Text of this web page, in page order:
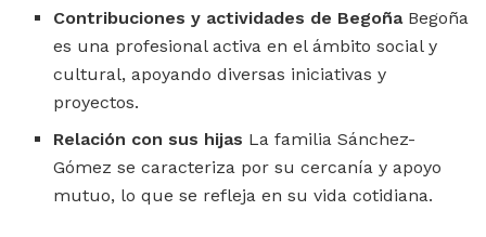
Contribuciones y actividades de BegoñaBegoña
es una profesional activa en el ámbito social y
cultural, apoyando diversas iniciativas y
proyectos.
Relación con sus hijas La familia Sánchez-
Gómez se caracteriza por su cercanía y apoyo
mutuo, lo que se refleja en su vida cotidiana.